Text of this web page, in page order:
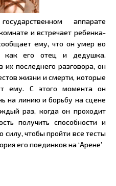
аппарате
и встречает ребенка-
ему, что он умер во
как его отец и дедушка.
последнего разговора, он
жизни и смерти, которые
ему. С этого момента он
на линию и борьбу на сцене
раз, когда он проходит
получить способности и
чтобы пройти все тесты
его поединков на ‘Арене’